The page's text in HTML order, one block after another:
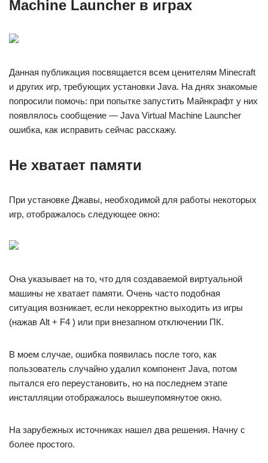
Machine Launcher в играх
Данная публикация посвящается всем ценителям Minecraft
и других игр, требующих установки Java. На днях знакомые
попросили помочь: при попытке запустить Майнкрафт у них
появлялось сообщение — Java Virtual Machine Launcher
ошибка, как исправить сейчас расскажу.
Не хватает памяти
При установке Джавы, необходимой для работы некоторых
игр, отображалось следующее окно:
Она указывает на то, что для создаваемой виртуальной
машины не хватает памяти. Очень часто подобная
ситуация возникает, если некорректно выходить из игры
(нажав Alt + F4 ) или при внезапном отключении ПК.
В моем случае, ошибка появилась после того, как
пользователь случайно удалил компонент Java, потом
пытался его переустановить, но на последнем этапе
инсталляции отображалось вышеупомянутое окно.
На зарубежных источниках нашел два решения. Начну с
более простого.